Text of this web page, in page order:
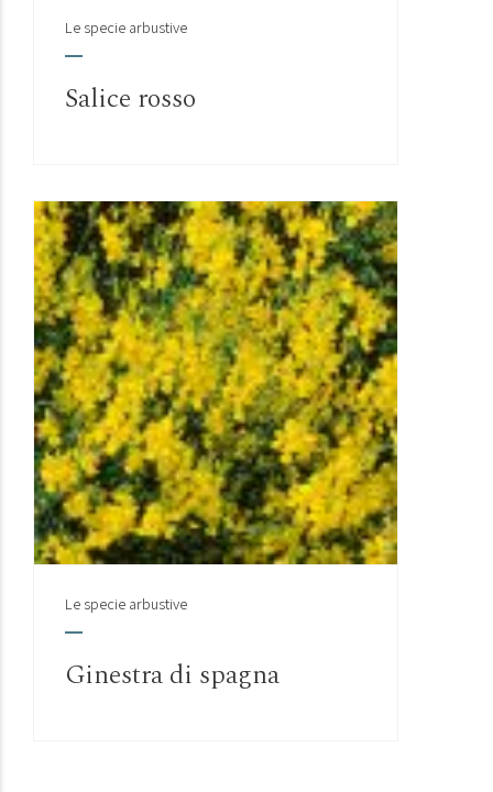
Le specie arbustive
Salice rosso
Le specie arbustive
Ginestra di spagna